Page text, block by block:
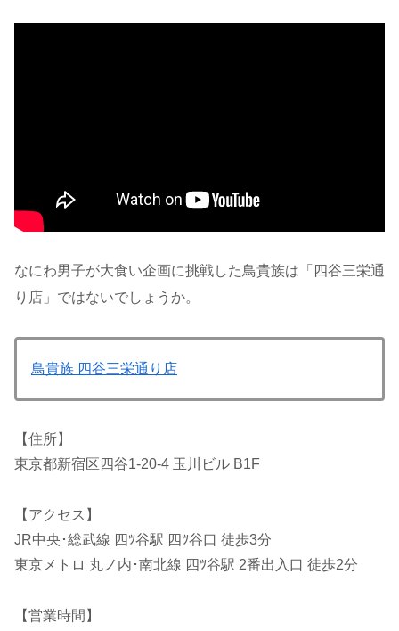
なにわ男子が大食い企画に挑戦した鳥貴族は「四谷三栄通
り店」ではないでしょうか。
鳥貴族 四谷三栄通り店
【住所】
東京都新宿区四谷1-20-4 玉川ビル B1F
【アクセス】
JR中央･総武線 四ﾂ谷駅 四ﾂ谷口 徒歩3分
東京メトロ 丸ノ内･南北線 四ﾂ谷駅 2番出入口 徒歩2分
【営業時間】